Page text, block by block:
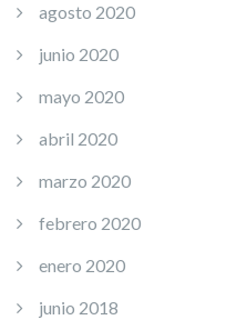
agosto 2020
junio 2020
mayo 2020
abril 2020
marzo 2020
febrero 2020
enero 2020
junio 2018